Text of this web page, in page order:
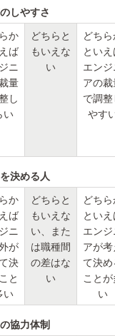
しやすさ
か
ば
ニ
量
し
い
どちらと
もいえな
い
どち
とい
エンジ
アの
で調整
やす
決める人
か
ば
ニ
が
決
と
い
どちらと
もいえな
い、また
は職種間
の差はな
い
どち
とい
エンジ
アが考
て決め
ことが
い
協力体制